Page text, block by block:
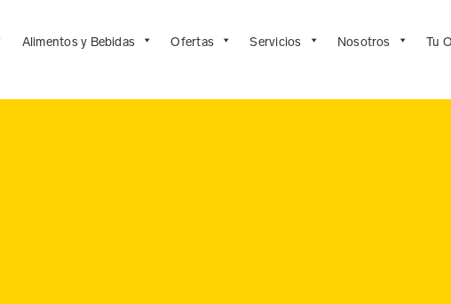
Alimentos y Bebidas Ofertas Servicios Nosotros Tu